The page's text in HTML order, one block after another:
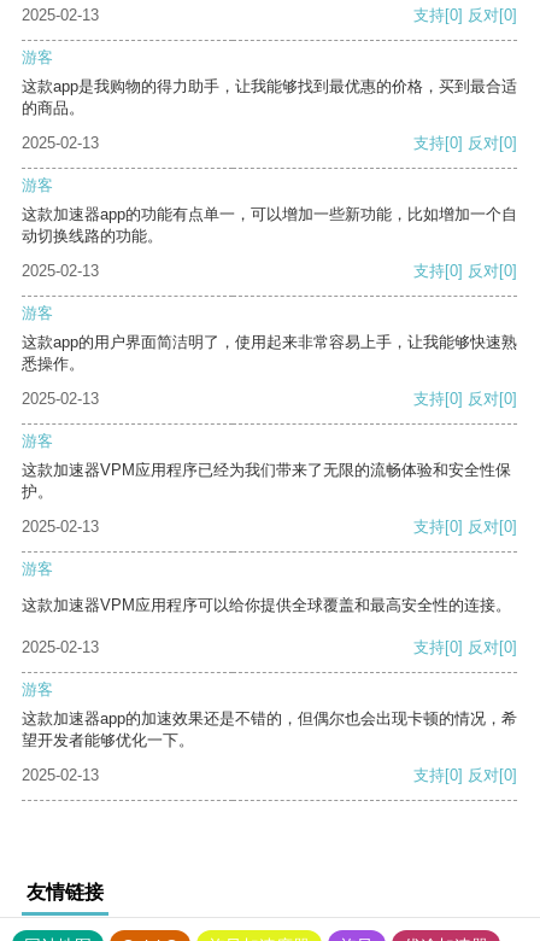
2025-02-13
支持[0] 反对[0]
游客
这款app是我购物的得力助手，让我能够找到最优惠的价格，买到最合适
的商品。
2025-02-13
支持[0] 反对[0]
游客
这款加速器app的功能有点单一，可以增加一些新功能，比如增加一个自
动切换线路的功能。
2025-02-13
支持[0] 反对[0]
游客
这款app的用户界面简洁明了，使用起来非常容易上手，让我能够快速熟
悉操作。
2025-02-13
支持[0] 反对[0]
游客
这款加速器VPM应用程序已经为我们带来了无限的流畅体验和安全性保
护。
2025-02-13
支持[0] 反对[0]
游客
这款加速器VPM应用程序可以给你提供全球覆盖和最高安全性的连接。
2025-02-13 支持[0] 反对[0]
游客
这款加速器app的加速效果还是不错的，但偶尔也会出现卡顿的情况，希
望开发者能够优化一下。
2025-02-13
支持[0] 反对[0]
友情链接